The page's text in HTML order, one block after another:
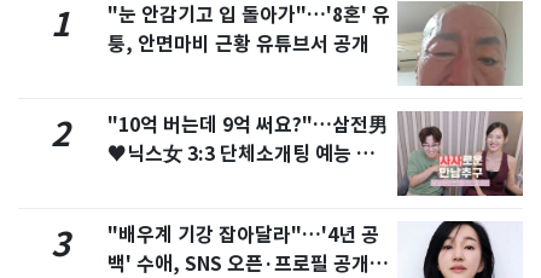
1
"눈 안감기고 입 돌아가"…'8혼' 유
퉁, 안면마비 근황 유튜브서 공개
2
"10억 버는데 9억 써요?"…삼전男
♥닉스女 3:3 단체소개팅 예능 화
3
"배우계 기강 잡아달라"…'4년 공
백' 수애, SNS 오픈·프로필 공개